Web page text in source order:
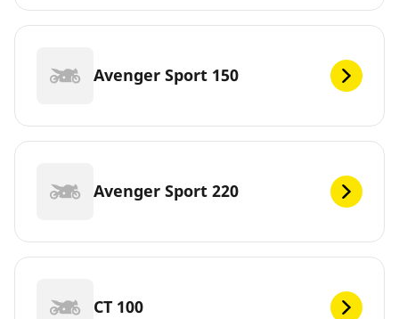
Avenger Sport 150
Avenger Sport 220
CT 100